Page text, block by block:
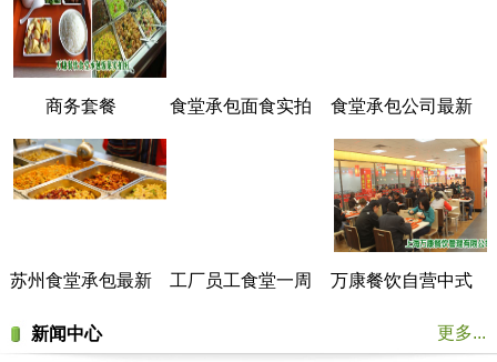
商务套餐 食堂承包面食实拍
食堂承包公司最新
苏州食堂承包最新
工厂员工食堂一周
万康餐饮自营中式
更多...
新闻中心